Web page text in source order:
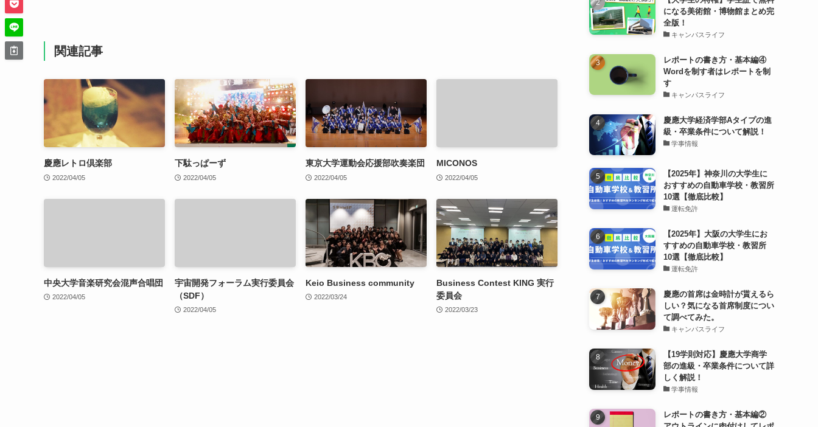
関連記事
慶應レトロ倶楽部
2022/04/05
下駄っぱーず
2022/04/05
東京大学運動会応援部吹奏楽団
2022/04/05
MICONOS
2022/04/05
中央大学音楽研究会混声合唱団
2022/04/05
宇宙開発フォーラム実行委員会
（SDF）
2022/04/05
Keio Business community
2022/03/24
Business Contest KING 実行
委員会
2022/03/23
になる美術館・博物館まとめ完
全版！
キャンパスライフ
レポートの書き方・基本編④
Wordを制す者はレポートを制
す
キャンパスライフ
慶應大学経済学部Aタイプの進
級・卒業条件について解説！
学事情報
【2025年】神奈川の大学生に
おすすめの自動車学校・教習所
10選【徹底比較】
運転免許
【2025年】大阪の大学生にお
すすめの自動車学校・教習所
10選【徹底比較】
運転免許
慶應の首席は金時計が貰えるら
しい？気になる首席制度につい
て調べてみた。
キャンパスライフ
【19学則対応】慶應大学商学
部の進級・卒業条件について詳
しく解説！
学事情報
レポートの書き方・基本編②